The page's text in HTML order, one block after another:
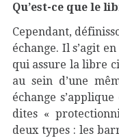
Qu’est-ce que le
Cependant,
échange. Il s’agit
qui assure la libre
au sein d’une
échange
dites «
deux types : les